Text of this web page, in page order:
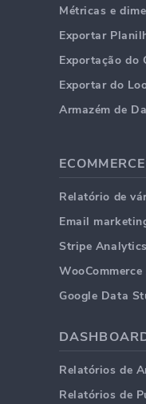
Métricas e
Exportar
Exportação do
Exportar do
Armazém de
Relatório de
Email
Stripe Analytics
Google Data
Relatórios de
Relatórios de